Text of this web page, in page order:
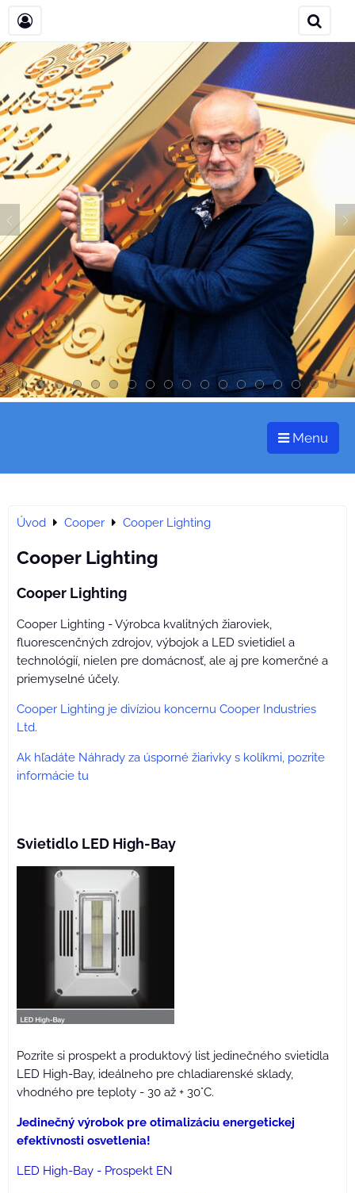
Menu
Úvod Cooper Cooper Lighting
Cooper Lighting
Cooper Lighting
Cooper Lighting - Výrobca kvalitných žiaroviek,
fluorescenčných zdrojov, výbojok a LED svietidiel a
technológií, nielen pre domácnosť, ale aj pre komerčné a
priemyselné účely.
Cooper Lighting je divíziou koncernu Cooper Industries
Ltd.
Ak hľadáte Náhrady za úsporné žiarivky s kolíkmi, pozrite
informácie tu
Svietidlo LED High-Bay
Pozrite si prospekt a produktový list jedinečného svietidla
LED High-Bay, ideálneho pre chladiarenské sklady,
vhodného pre teploty - 30 až + 30°C.
Jedinečný výrobok pre otimalizáciu energetickej
efektívnosti osvetlenia!
LED High-Bay - Prospekt EN